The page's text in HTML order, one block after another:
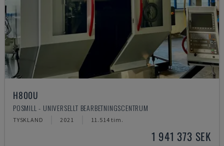
H800U
POSMILL - UNIVERSELLT BEARBETNINGSCENTRUM
TYSKLAND 2021 11.514 tim.
1 941 373 SEK